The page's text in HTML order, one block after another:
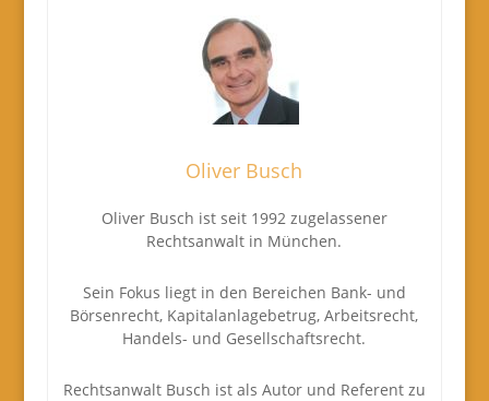
Oliver Busch
Oliver Busch ist seit 1992 zugelassener
Rechtsanwalt in München.
Sein Fokus liegt in den Bereichen Bank- und
Börsenrecht, Kapitalanlagebetrug, Arbeitsrecht,
Handels- und Gesellschaftsrecht.
Rechtsanwalt Busch ist als Autor und Referent zu